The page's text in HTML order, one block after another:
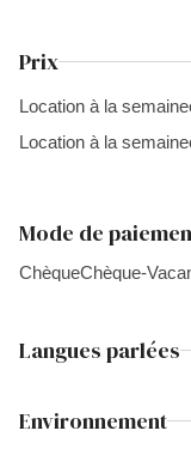
Prix
Location à la
Location à la
Mode de
ChèqueChèque-
Langues parlées
Environnement